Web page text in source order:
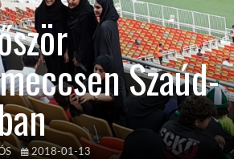
Szaúd-
2018-01-13